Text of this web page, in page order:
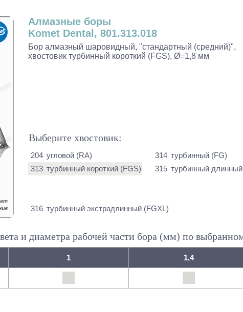
Алмазные боры
Komet Dental, 801.313.018
Бор алмазный шаровидный, "стандартный (средний)",
хвостовик турбинный короткий (FGS), Ø=1,8 мм
Выберите хвостовик:
204 угловой (RA)
313 турбинный короткий (FGS)
314 турбинный (FG)
315 турбинный
316 турбинный экстрадлинный (FGXL)
и диаметра рабочей части бора (мм) по
1 1,4